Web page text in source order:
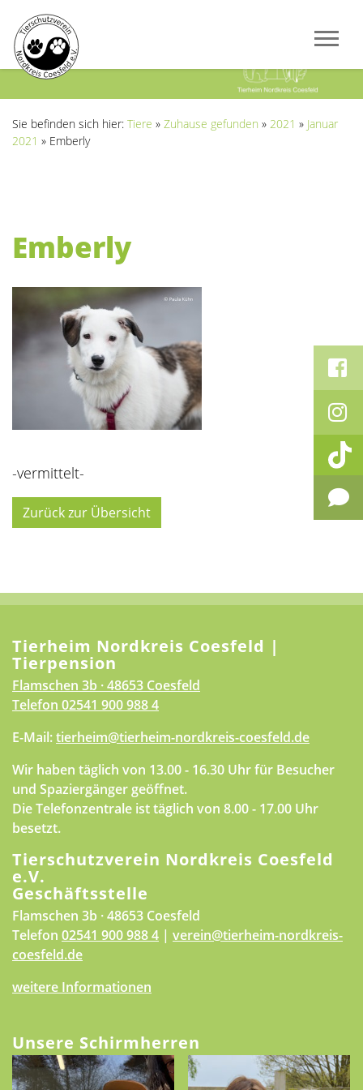
Sie befinden sich hier: Tiere » Zuhause gefunden » 2021 » Januar
2021 » Emberly
Emberly
-vermittelt-
Zurück zur Übersicht
Tierheim Nordkreis Coesfeld |
Tierpension
Flamschen 3b · 48653 Coesfeld
Telefon 02541 900 988 4
E-Mail:tierheim@tierheim-nordkreis-coesfeld.de
Wir haben täglich von 13.00 - 16.30 Uhr für Besucher
und Spaziergänger geöffnet.
Die Telefonzentrale ist täglich von 8.00 - 17.00 Uhr
besetzt.
Tierschutzverein Nordkreis Coesfeld
e.V.
Geschäftsstelle
Flamschen 3b · 48653 Coesfeld
Telefon 02541 900 988 4 | verein@tierheim-nordkreis-
coesfeld.de
weitere Informationen
Unsere Schirmherren